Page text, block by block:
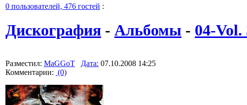
0 пользователей, 476 гостей :
Дискография - Альбомы - 04-
Разместил: MaGGoT Дата: 07.10.2008 14:25
Комментарии: (0)